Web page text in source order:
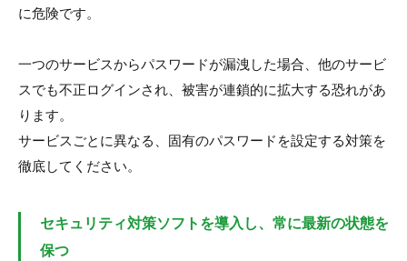
に危険です。
一つのサービスからパスワードが漏洩した場合、他のサービ
スでも不正ログインされ、被害が連鎖的に拡大する恐れがあ
ります。
サービスごとに異なる、固有のパスワードを設定する対策を
徹底してください。
セキュリティ対策ソフトを導入し、常に最新の状態を
保つ